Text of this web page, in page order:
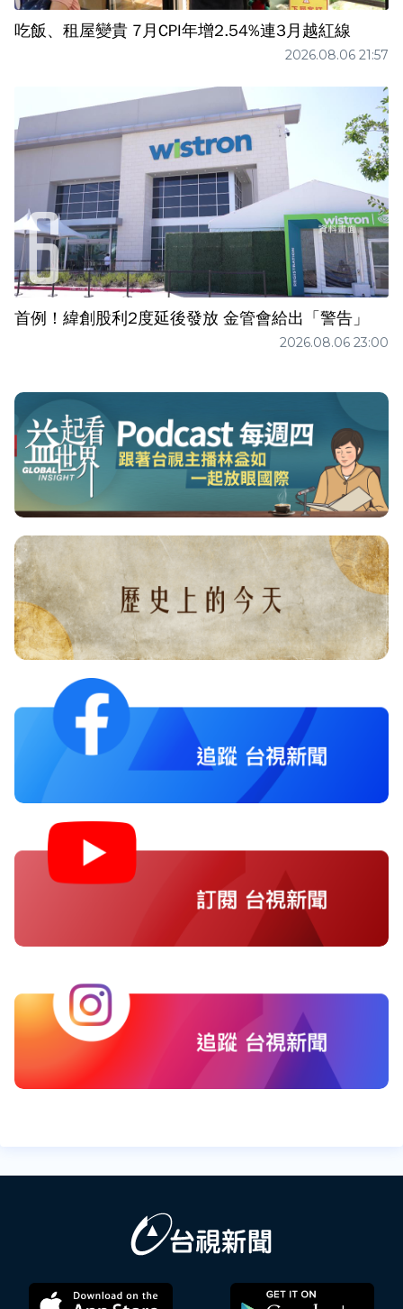
吃飯、租屋變貴 7月CPI年增2.54%連3月越紅線
2026.08.06 21:57
首例！緯創股利2度延後發放 金管會給出「警告」
2026.08.06 23:00